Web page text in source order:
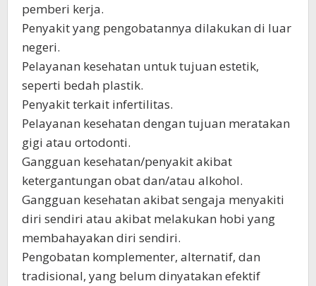
pemberi kerja.
Penyakit yang pengobatannya dilakukan di luar
negeri.
Pelayanan kesehatan untuk tujuan estetik,
seperti bedah plastik.
Penyakit terkait infertilitas.
Pelayanan kesehatan dengan tujuan meratakan
gigi atau ortodonti.
Gangguan kesehatan/penyakit akibat
ketergantungan obat dan/atau alkohol.
Gangguan kesehatan akibat sengaja menyakiti
diri sendiri atau akibat melakukan hobi yang
membahayakan diri sendiri.
Pengobatan komplementer, alternatif, dan
tradisional, yang belum dinyatakan efektif